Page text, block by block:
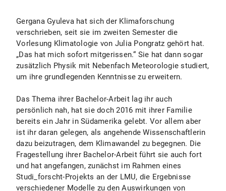
Gergana Gyuleva hat sich der Klimaforschung
verschrieben, seit sie im zweiten Semester die
Vorlesung Klimatologie von Julia Pongratz gehört hat.
„Das hat mich sofort mitgerissen.“ Sie hat dann sogar
zusätzlich Physik mit Nebenfach Meteorologie studiert,
um ihre grundlegenden Kenntnisse zu erweitern.
Das Thema ihrer Bachelor-Arbeit lag ihr auch
persönlich nah, hat sie doch 2016 mit ihrer Familie
bereits ein Jahr in Südamerika gelebt. Vor allem aber
ist ihr daran gelegen, als angehende Wissenschaftlerin
dazu beizutragen, dem Klimawandel zu begegnen. Die
Fragestellung ihrer Bachelor-Arbeit führt sie auch fort
und hat angefangen, zunächst im Rahmen eines
Studi_forscht-Projekts an der LMU, die Ergebnisse
verschiedener Modelle zu den Auswirkungen von